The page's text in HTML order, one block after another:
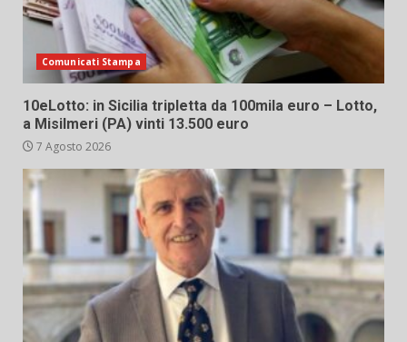
Comunicati Stampa
10eLotto: in Sicilia tripletta da 100mila euro – Lotto,
a Misilmeri (PA) vinti 13.500 euro
7 Agosto 2026